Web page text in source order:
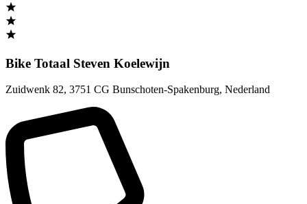
Bike Totaal Steven Koelewijn
Zuidwenk 82, 3751 CG Bunschoten-Spakenburg, Nederland